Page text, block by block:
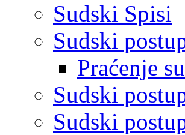
Sudski Spisi
Sudski
Praćenje
Sudski
Sudski